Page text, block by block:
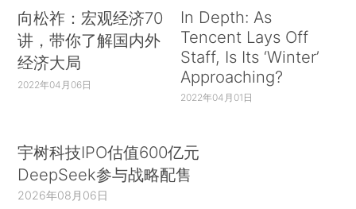
向松祚：宏观经济70
讲，带你了解国内外
经济大局
2022年04月06日
In Depth: As
Tencent Lays Off
Staff, Is Its ‘Winter’
Approaching?
2022年04月01日
宇树科技IPO估值600亿元
DeepSeek参与战略配售
2026年08月06日